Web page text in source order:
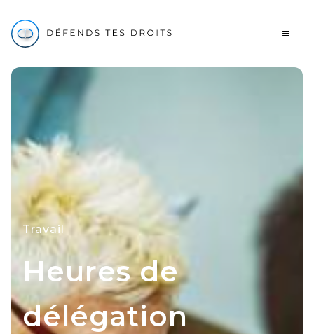
Travail
Heures de
délégation